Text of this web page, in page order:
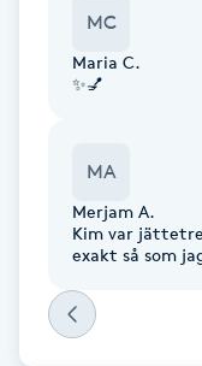
Gel naglar
Gelenaglar
Gellack med
Gravidmassage
Gravidyoga
MC
Maria C.
✨💅
MA
Merjam A.
Kim var
exakt så som